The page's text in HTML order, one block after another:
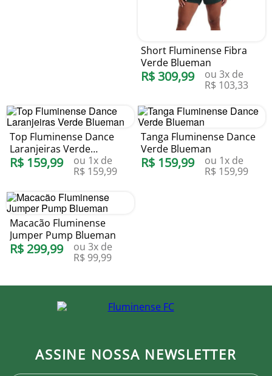
Short Fluminense Fibra
Verde Blueman
R$ 309,99 ou 3x de
R$ 103,33
Top Fluminense Dance
Laranjeiras Verde
Blueman
R$ 159,99 ou 1x de
R$ 159,99
Tanga Fluminense Dance
Verde Blueman
R$ 159,99 ou 1x de
R$ 159,99
Macacão Fluminense
Jumper Pump Blueman
R$ 299,99 ou 3x de
R$ 99,99
ASSINE NOSSA NEWSLETTER